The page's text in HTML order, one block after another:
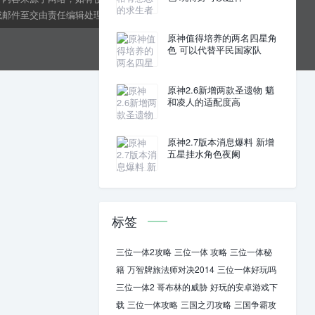
原神值得培养的两名四星角
色 可以代替平民国家队
原神2.6新增两款圣遗物 魈
和凌人的适配度高
原神2.7版本消息爆料 新增
五星挂水角色夜阑
标签
三位一体2攻略 三位一体 攻略 三位一体秘
籍 万智牌旅法师对决2014 三位一体好玩吗
三位一体2 哥布林的威胁 好玩的安卓游戏下
载 三位一体攻略 三国之刃攻略 三国争霸攻
件至交由责任编辑处理。kens24dft@hotmail.com